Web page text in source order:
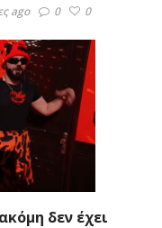
ago 0 0
δεν έχει